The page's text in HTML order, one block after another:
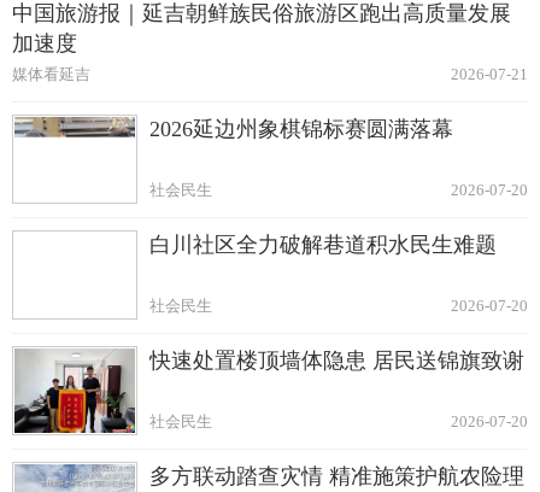
中国旅游报｜延吉朝鲜族民俗旅游区跑出高质量发展
加速度
2026-07-21
媒体看延吉
2026延边州象棋锦标赛圆满落幕
2026-07-20
社会民生
白川社区全力破解巷道积水民生难题
2026-07-20
社会民生
快速处置楼顶墙体隐患 居民送锦旗致谢
2026-07-20
社会民生
多方联动踏查灾情 精准施策护航农险理